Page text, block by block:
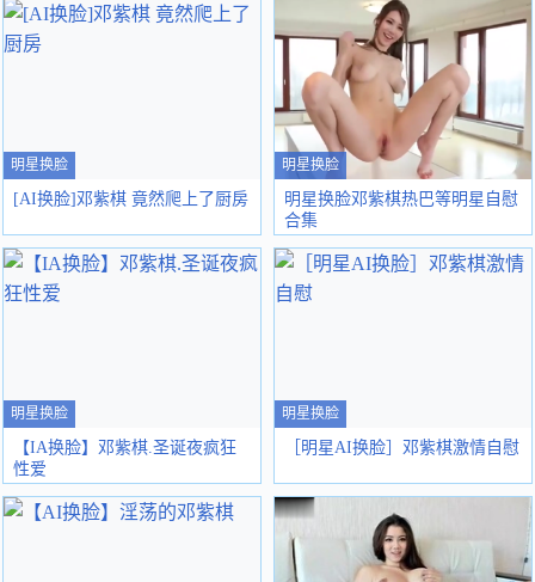
明星换脸
[AI换脸]邓紫棋 竟然爬上了厨房
明星换脸
明星换脸邓紫棋热巴等明星自慰
合集
明星换脸
【IA换脸】邓紫棋.圣诞夜疯狂
性爱
明星换脸
［明星AI换脸］邓紫棋激情自慰